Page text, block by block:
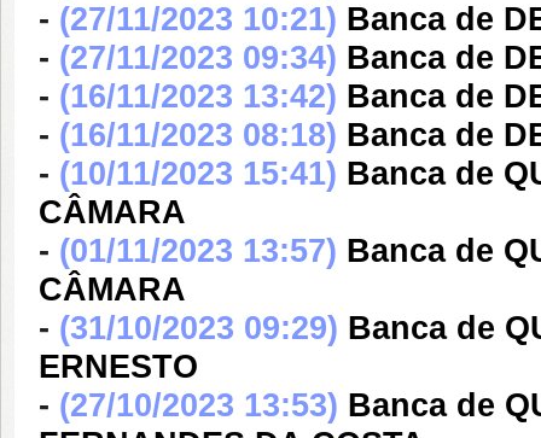
- (27/11/2023 10:21) Banca de
- (27/11/2023 09:34) Banca de
- (16/11/2023 13:42) Banca de
- (16/11/2023 08:18) Banca de
- (10/11/2023 15:41) Banca de
CÂMARA
- (01/11/2023 13:57) Banca de
CÂMARA
- (31/10/2023 09:29) Banca de
ERNESTO
- (27/10/2023 13:53) Banca de